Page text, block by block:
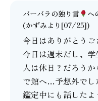
バーバラの独り言
へ
(かずみより[07/25])
今日はありがとうご
今日は週末だし、
人は休日？だろう
で館へ…予想外でし
鑑定中にも話した